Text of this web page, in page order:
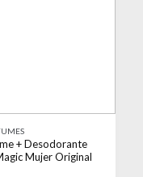
+ Desodorante
Mujer Original